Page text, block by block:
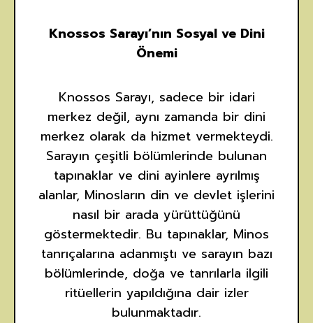
Knossos Sarayı’nın Sosyal ve Dini
Önemi
Knossos Sarayı, sadece bir idari
merkez değil, aynı zamanda bir dini
merkez olarak da hizmet vermekteydi.
Sarayın çeşitli bölümlerinde bulunan
tapınaklar ve dini ayinlere ayrılmış
alanlar, Minosların din ve devlet işlerini
nasıl bir arada yürüttüğünü
göstermektedir. Bu tapınaklar, Minos
tanrıçalarına adanmıştı ve sarayın bazı
bölümlerinde, doğa ve tanrılarla ilgili
ritüellerin yapıldığına dair izler
bulunmaktadır.